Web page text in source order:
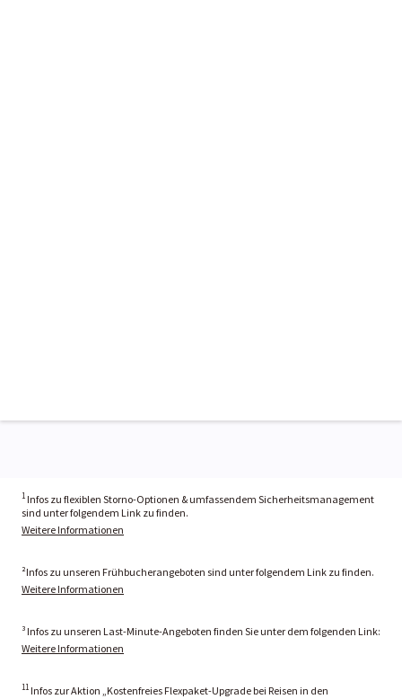
1 Infos zu flexiblen Storno-Optionen & umfassendem Sicherheitsmanagement
sind unter folgendem Link zu finden.
Weitere Informationen
²Infos zu unseren Frühbucherangeboten sind unter folgendem Link zu finden.
Weitere Informationen
³ Infos zu unseren Last-Minute-Angeboten finden Sie unter dem folgenden Link:
Weitere Informationen
11 Infos zur Aktion „Kostenfreies Flexpaket-Upgrade bei Reisen in den